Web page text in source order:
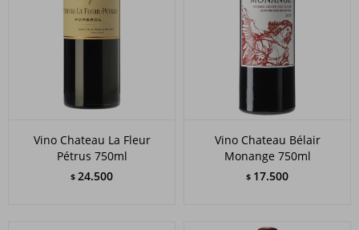
Vino Chateau La Fleur
Pétrus 750ml
$ 24.500
Vino Chateau Bélair
Monange 750ml
$ 17.500